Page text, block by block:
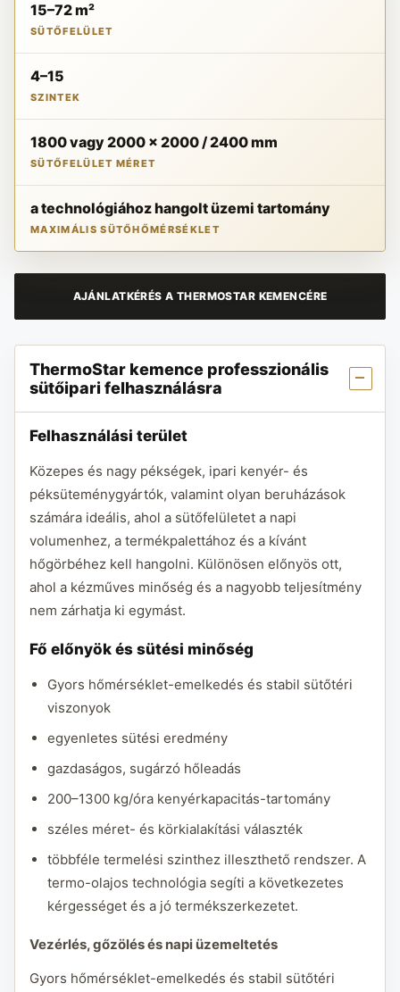
15–72 m²
SÜTŐFELÜLET
4–15
SZINTEK
1800 vagy 2000 x 2000 / 2400 mm
SÜTŐFELÜLET MÉRET
a technológiához hangolt üzemi tartomány
MAXIMÁLIS SÜTŐHŐMÉRSÉKLET
AJÁNLATKÉRÉS A THERMOSTAR KEMENCÉRE
ThermoStar kemence professzionális
sütőipari felhasználásra
Felhasználási terület
Közepes és nagy pékségek, ipari kenyér- és
péksüteménygyártók, valamint olyan beruházások
számára ideális, ahol a sütőfelületet a napi
volumenhez, a termékpalettához és a kívánt
hőgörbéhez kell hangolni. Különösen előnyös ott,
ahol a kézműves minőség és a nagyobb teljesítmény
nem zárhatja ki egymást.
Fő előnyök és sütési minőség
Gyors hőmérséklet-emelkedés és stabil sütőtéri
viszonyok
egyenletes sütési eredmény
gazdaságos, sugárzó hőleadás
200–1300 kg/óra kenyérkapacitás-tartomány
széles méret- és körkialakítási választék
többféle termelési szinthez illeszthető rendszer. A
termo-olajos technológia segíti a következetes
kérgességet és a jó termékszerkezetet.
Vezérlés, gőzölés és napi üzemeltetés
Gyors hőmérséklet-emelkedés és stabil sütőtéri